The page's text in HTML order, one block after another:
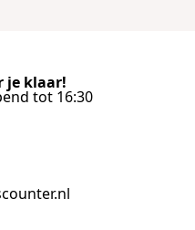
je klaar!
tot 16:30